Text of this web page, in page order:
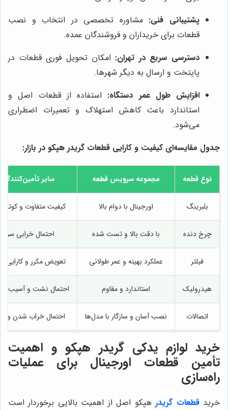
پشتیبانی فنی: مشاوره تخصصی در انتخاب و نصب
قطعات برای خریداران و فروشندگان عمده.
دسترسی سریع در تهران: امکان تحویل فوری قطعات در
پایتخت و ارسال به دیگر شهرها.
افزایش طول عمر دستگاه: استفاده از قطعات اصل و
استاندارد باعث کاهش استهلاک و تعمیرات اضطراری
می‌شود.
جدول مقایسه‌ای کیفیت و کارایی قطعات گريدر هپكو در بازار:
نوع قطعه مجموعه سرویس قطعه سایر تأمین‌کنندگان
بلبرینگ اورجینال با دوام بالا کیفیت متفاوت و
چرخ دنده با دقت بالا و تست شده احتمال خرابی سریع
فیلتر عملکرد بهینه و عمر طولانی تعویض مکرر و کارایی
هیدرولیک استاندارد و مقاوم احتمال نشت و آسیب
اتصالات نصب آسان و سازگار با مدل‌ها احتمال خراب شدن و
خرید لوازم يدكى گريدر هپكو و اهمیت
تأمین قطعات اورجینال برای عملیات
راه‌سازی
خریدقطعات گريدر هپكو اصل از اهمیت بالایی برخوردار است